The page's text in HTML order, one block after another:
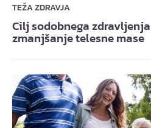
TEŽA ZDRAVJA
Cilj sodobnega
zmanjšanje telesne mase